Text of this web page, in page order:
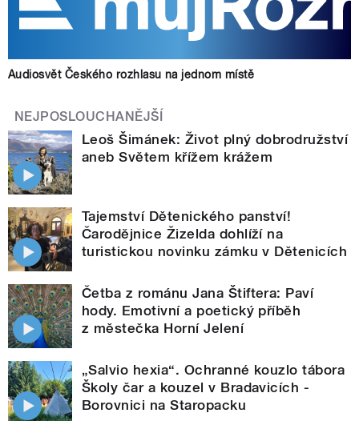
Audiosvět Českého rozhlasu na jednom místě
NEJPOSLOUCHANĚJŠÍ
Leoš Šimánek: Život plný dobrodružství
aneb Světem křížem krážem
Tajemství Dětenického panství!
Čarodějnice Žizelda dohlíží na
turistickou novinku zámku v Dětenicích
Četba z románu Jana Štiftera: Paví
hody. Emotivní a poetický příběh
z městečka Horní Jelení
„Salvio hexia“. Ochranné kouzlo tábora
Školy čar a kouzel v Bradavicích -
Borovnici na Staropacku